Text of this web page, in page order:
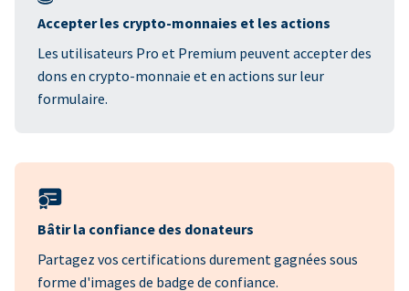
Accepter les crypto-monnaies et les actions
Les utilisateurs Pro et Premium peuvent accepter des
dons en crypto-monnaie et en actions sur leur
formulaire.
Bâtir la confiance des donateurs
Partagez vos certifications durement gagnées sous
forme d'images de badge de confiance.